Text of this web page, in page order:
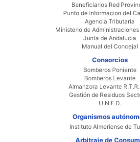
Beneficiarios Red
Punto de Informacion del
Agencia Tributaria
Ministerio de
Junta de Andalucia
Manual del Concejal
Consorcios
Bomberos Poniente
Bomberos Levante
Almanzora Levante
Gestión de Residuos
U.N.E.D.
Organismos
Instituto Almeriense de
Arbitraje de